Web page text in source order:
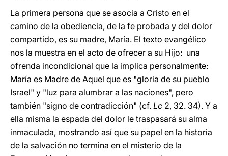
La primera persona que se asocia a Cristo en el
camino de la obediencia, de la fe probada y del dolor
compartido, es su madre, María. El texto evangélico
nos la muestra en el acto de ofrecer a su Hijo: una
ofrenda incondicional que la implica personalmente:
María es Madre de Aquel que es "gloria de su pueblo
Israel" y "luz para alumbrar a las naciones", pero
también "signo de contradicción" (cf. Lc 2, 32. 34). Y a
ella misma la espada del dolor le traspasará su alma
inmaculada, mostrando así que su papel en la historia
de la salvación no termina en el misterio de la